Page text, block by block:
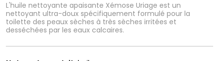
L'huile nettoyante apaisante Xémose Uriage est un
nettoyant ultra-doux spécifiquement formulé pour la
toilette des peaux sèches à très sèches irritées et
desséchées par les eaux calcaires.